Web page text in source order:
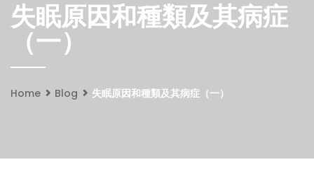
失眠原因和種類及其病症
（一）
Home Blog 失眠原因和種類及其病症（一）